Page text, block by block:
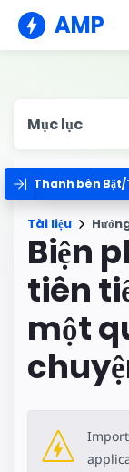
AMP
Mục lục
Thanh bên Bật/
Tài liệu
Biện
tiên
một